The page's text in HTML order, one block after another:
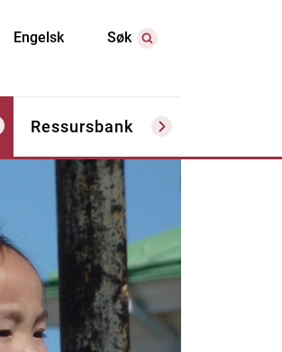
Engelsk Søk
Ressursbank